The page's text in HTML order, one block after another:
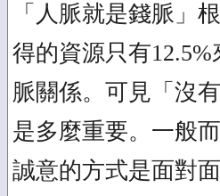
「人脈就是錢脈」
得的資源只有
脈關係。可見「沒
是多麼重要。一般
誠意的方式是面對